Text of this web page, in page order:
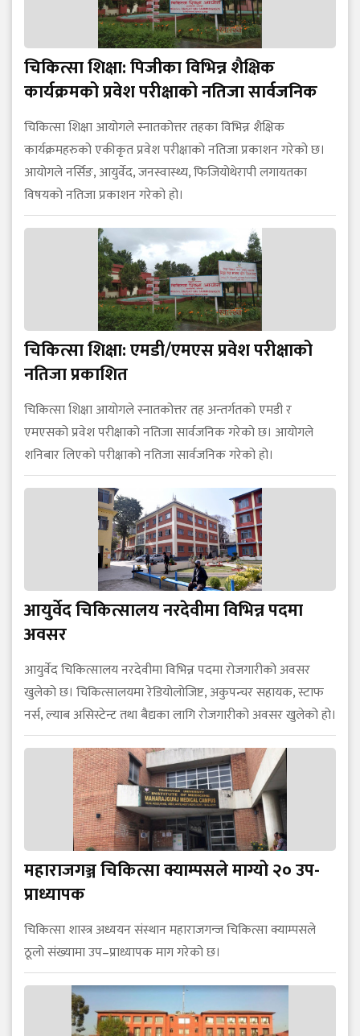
चिकित्सा शिक्षा: पिजीका विभिन्न शैक्षिक
कार्यक्रमको प्रवेश परीक्षाको नतिजा सार्वजनिक
चिकित्सा शिक्षा आयोगले स्नातकोत्तर तहका विभिन्न शैक्षिक
कार्यक्रमहरुको एकीकृत प्रवेश परीक्षाको नतिजा प्रकाशन गरेको छ।
आयोगले नर्सिङ, आयुर्वेद, जनस्वास्थ्य, फिजियोथेरापी लगायतका
विषयको नतिजा प्रकाशन गरेको हो।
चिकित्सा शिक्षा: एमडी/एमएस प्रवेश परीक्षाको
नतिजा प्रकाशित
चिकित्सा शिक्षा आयोगले स्नातकोत्तर तह अन्तर्गतको एमडी र
एमएसको प्रवेश परीक्षाको नतिजा सार्वजनिक गरेको छ। आयोगले
शनिबार लिएको परीक्षाको नतिजा सार्वजनिक गरेको हो।
आयुर्वेद चिकित्सालय नरदेवीमा विभिन्न पदमा
अवसर
आयुर्वेद चिकित्सालय नरदेवीमा विभिन्न पदमा रोजगारीको अवसर
खुलेको छ। चिकित्सालयमा रेडियोलोजिष्ट, अकुपन्चर सहायक, स्टाफ
नर्स, ल्याब असिस्टेन्ट तथा बैद्यका लागि रोजगारीको अवसर खुलेको हो।
महाराजगञ्ज चिकित्सा क्याम्पसले माग्यो २० उप-
प्राध्यापक
चिकित्सा शास्त्र अध्ययन संस्थान महाराजगन्ज चिकित्सा क्याम्पसले
ठूलो संख्यामा उप–प्राध्यापक माग गरेको छ।